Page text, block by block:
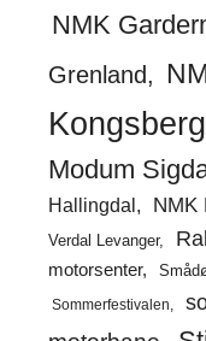
NMK
Grenland
Kongsberg
Modum
Hallingdal
NMK
Verdal Levanger
motorsenter
Sommerfestivalen